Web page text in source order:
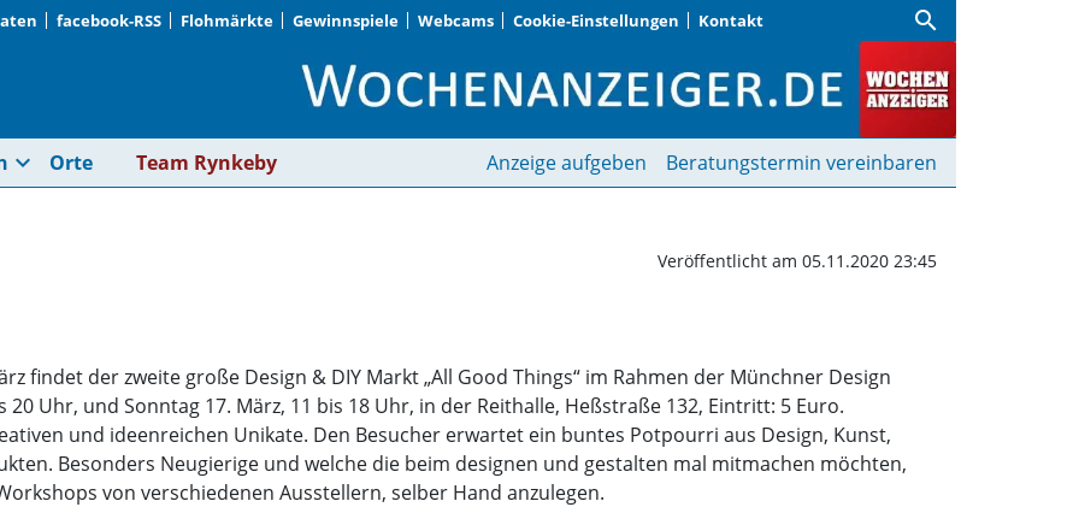
facebook-RSS Flohmärkte Gewinnspiele Webcams Cookie-Einstellungen Kontakt search
Design & DIY-Markt | Wochenanzeiger
expand_more Orte Team Rynkeby Anzeige aufgeben Beratungstermin vereinbaren
Veröffentlicht am 05.11.2020 23:45
findet der zweite große Design & DIY Markt „All Good Things“ im Rahmen der Münchner Design
20 Uhr, und Sonntag 17. März, 11 bis 18 Uhr, in der Reithalle, Heßstraße 132, Eintritt: 5 Euro.
und ideenreichen Unikate. Den Besucher erwartet ein buntes Potpourri aus Design, Kunst,
Besonders Neugierige und welche die beim designen und gestalten mal mitmachen möchten,
von verschiedenen Ausstellern, selber Hand anzulegen.